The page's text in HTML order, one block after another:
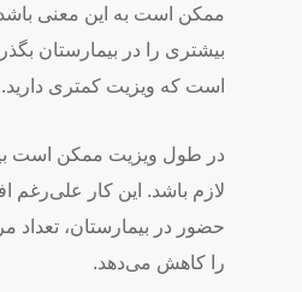
ممکن است به این معنی
بیشتری را در بیمارستان
است که ویزیت کمتری دارید.
در طول ویزیت ممکن است
لازم باشد. این کار
حضور در بیمارستان، تعداد
را کاهش می‌دهد.